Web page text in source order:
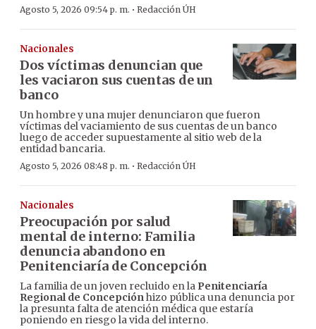
Agosto 5, 2026 09:54 p. m. · Redacción ÚH
Nacionales
Dos víctimas denuncian que
les vaciaron sus cuentas de un
banco
Un hombre y una mujer denunciaron que fueron
víctimas del vaciamiento de sus cuentas de un banco
luego de acceder supuestamente al sitio web de la
entidad bancaria.
Agosto 5, 2026 08:48 p. m. · Redacción ÚH
Nacionales
Preocupación por salud
mental de interno: Familia
denuncia abandono en
Penitenciaría de Concepción
La familia de un joven recluido en la Penitenciaría
Regional de Concepciónhizo pública una denuncia por
la presunta falta de atención médica que estaría
poniendo en riesgo la vida del interno.